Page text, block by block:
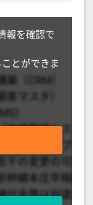
報を確認で
とができま